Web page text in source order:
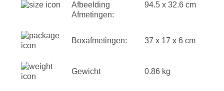
Afbeelding
Afmetingen:
94.5 x 32.6 cm
Boxafmetingen: 37 x 17 x 6 cm
Gewicht 0.86 kg